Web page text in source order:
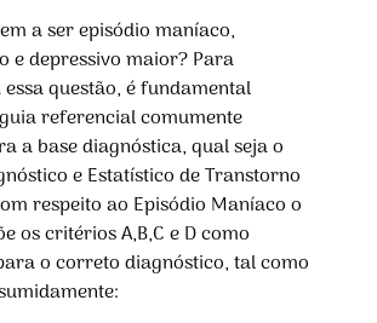
a ser episódio maníaco,
e depressivo maior? Para
questão, é fundamental
referencial comumente
a base diagnóstica, qual seja o
e Estatístico de Transtorno
respeito ao Episódio Maníaco o
os critérios A,B,C e D como
o correto diagnóstico, tal como